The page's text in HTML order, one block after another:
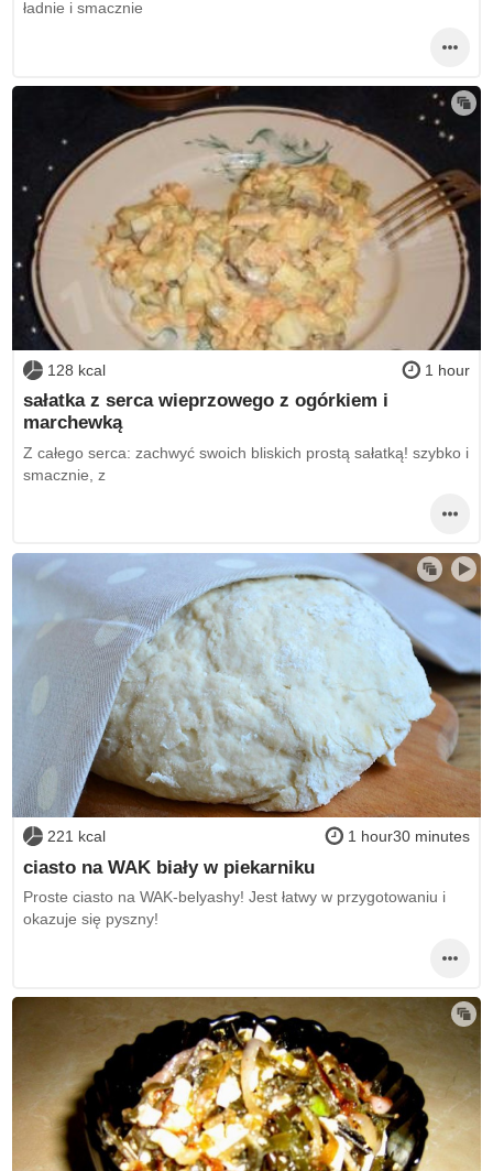
ładnie i smacznie
128 kcal 1 hour
sałatka z serca wieprzowego z ogórkiem i
marchewką
Z całego serca: zachwyć swoich bliskich prostą sałatką! szybko i
smacznie, z
221 kcal 1 hour30 minutes
ciasto na WAK biały w piekarniku
Proste ciasto na WAK-belyashy! Jest łatwy w przygotowaniu i
okazuje się pyszny!